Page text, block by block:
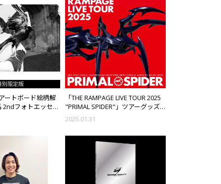
ートボード絵柄解
2ndフォトエッセイ
別限定版 予約受
「THE RAMPAGE LIVE TOUR 2025
"PRIMAL SPIDER"」ツアーグッズ
発売決定!!
2025.01.31